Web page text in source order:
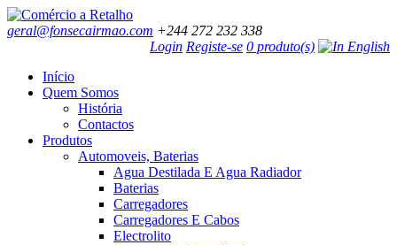
geral@fonsecairmao.com +244 272 232 338
Login Registe-se 0 produto(s)
Início
Quem Somos
História
Contactos
Produtos
Automoveis, Baterias
Agua Destilada E Agua Radiador
Baterias
Carregadores
Carregadores E Cabos
Electrolito